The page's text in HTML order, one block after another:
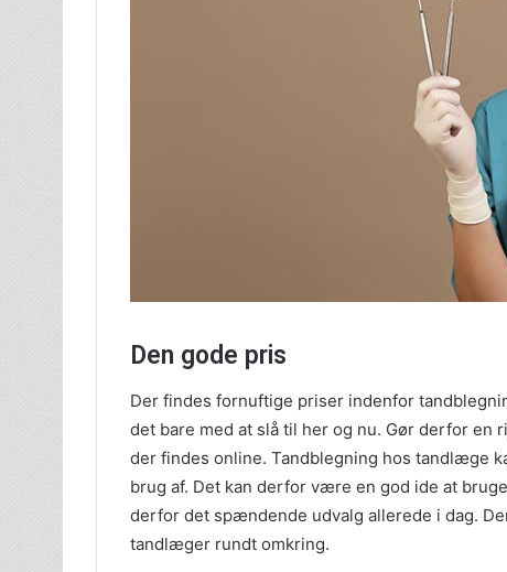
Den gode pris
Der findes fornuftige priser indenfor
det bare med at slå til her og nu. Gør derfor en
der findes online. Tandblegning hos tandlæge
brug af. Det kan derfor være en god ide at
derfor det spændende udvalg allerede i dag.
tandlæger rundt omkring.